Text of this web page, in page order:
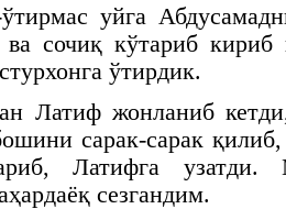
уйга
сочиқ кўтариб кириб
ўтирдик.
Латиф жонланиб
сарак-сарак
Латифга узатди.
сезгандим.